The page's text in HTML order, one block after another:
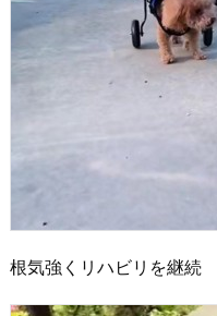
根気強くリハビリを継続